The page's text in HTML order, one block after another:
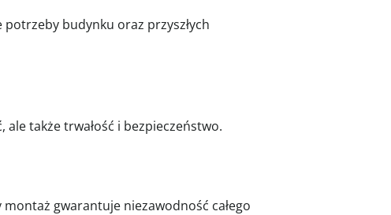
budynku oraz przyszłych
także trwałość i bezpieczeństwo.
gwarantuje niezawodność całego